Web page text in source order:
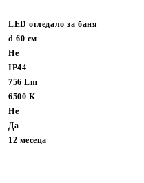
LED огледало за баня
d 60 см
Не
IP44
756Lm
6500 K
Не
Да
12 месеца